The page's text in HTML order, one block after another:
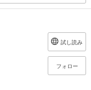
試し読み
フォロー